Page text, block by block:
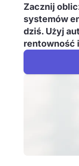
Zacznij
systemów
dziś. Użyj
rentowność